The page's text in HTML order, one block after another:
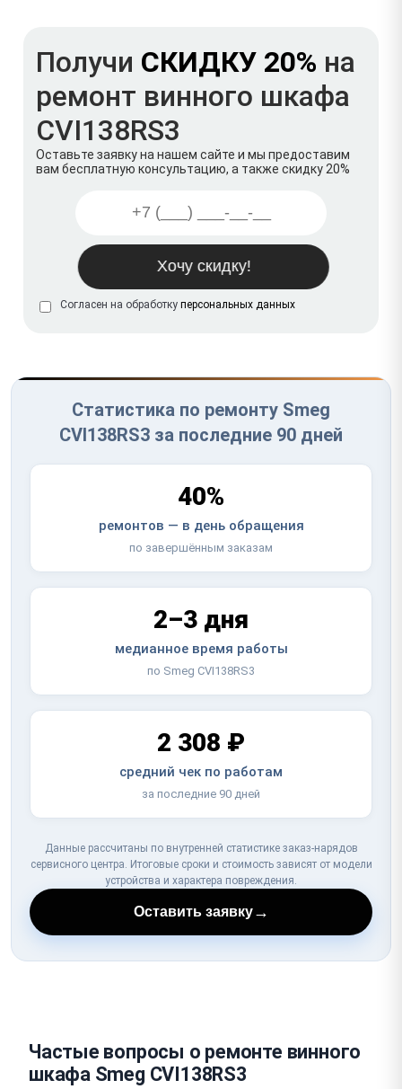
Получи СКИДКУ 20% на
ремонт винного шкафа
CVI138RS3
Оставьте заявку на нашем сайте и мы предоставим
вам бесплатную консультацию, а также скидку 20%
Согласен на обработку персональных данных
Статистика по ремонту Smeg
CVI138RS3 за последние 90 дней
40%
ремонтов — в день обращения
по завершённым заказам
2–3 дня
медианное время работы
по Smeg CVI138RS3
2 308 ₽
средний чек по работам
за последние 90 дней
Данные рассчитаны по внутренней статистике заказ-нарядов
сервисного центра. Итоговые сроки и стоимость зависят от модели
устройства и характера повреждения.
Оставить заявку→
Частые вопросы о ремонте винного
шкафа Smeg CVI138RS3